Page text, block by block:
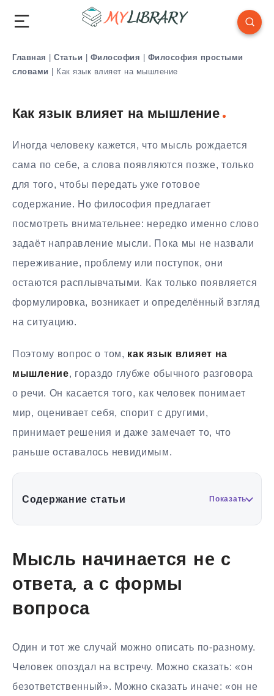
Главная | Статьи | Философия | Философия простыми
словами | Как язык влияет на мышление
Как язык влияет на мышление
Иногда человеку кажется, что мысль рождается
сама по себе, а слова появляются позже, только
для того, чтобы передать уже готовое
содержание. Но философия предлагает
посмотреть внимательнее: нередко именно слово
задаёт направление мысли. Пока мы не назвали
переживание, проблему или поступок, они
остаются расплывчатыми. Как только появляется
формулировка, возникает и определённый взгляд
на ситуацию.
Поэтому вопрос о том, как язык влияет на
мышление, гораздо глубже обычного разговора
о речи. Он касается того, как человек понимает
мир, оценивает себя, спорит с другими,
принимает решения и даже замечает то, что
раньше оставалось невидимым.
Содержание статьи Показать
Мысль начинается не с
ответа, а с формы
вопроса
Один и тот же случай можно описать по-разному.
Человек опоздал на встречу. Можно сказать: «он
безответственный». Можно сказать иначе: «он не